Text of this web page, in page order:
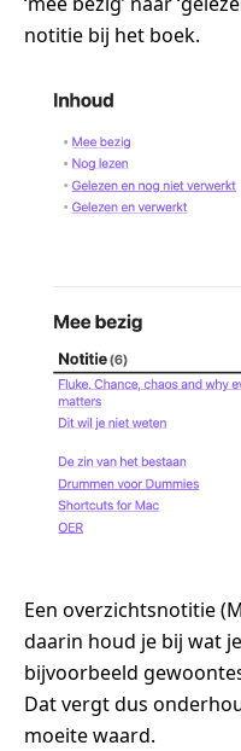
notitie bij het boek.
Een overzichtsnotitie
daarin houd je bij wat
bijvoorbeeld
Dat vergt dus
moeite waard.